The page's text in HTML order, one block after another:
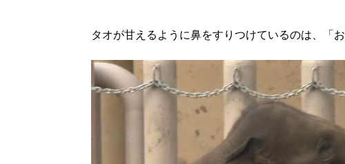
タオが甘えるように鼻をすりつけているのは、「